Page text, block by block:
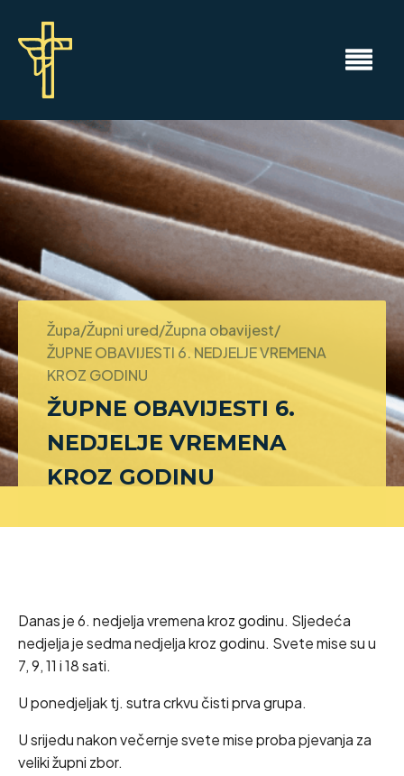
Župa/Župni ured/Župna obavijest/
ŽUPNE OBAVIJESTI 6. NEDJELJE VREMENA
KROZ GODINU
ŽUPNE OBAVIJESTI 6.
NEDJELJE VREMENA
KROZ GODINU
Danas je 6. nedjelja vremena kroz godinu. Sljedeća
nedjelja je sedma nedjelja kroz godinu. Svete mise su u
7, 9, 11 i 18 sati.
U ponedjeljak tj. sutra crkvu čisti prva grupa.
U srijedu nakon večernje svete mise proba pjevanja za
veliki župni zbor.